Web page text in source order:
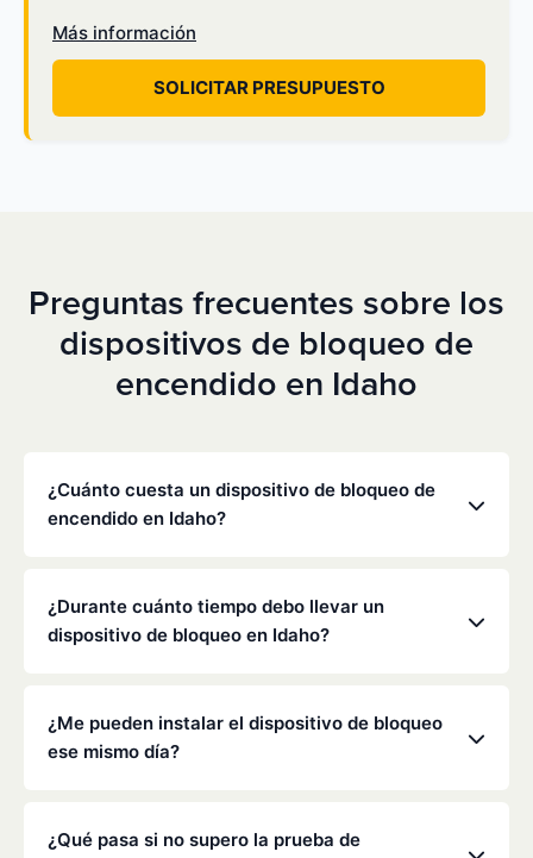
Más información
SOLICITAR PRESUPUESTO
Preguntas frecuentes sobre los
dispositivos de bloqueo de
encendido en Idaho
¿Cuánto cuesta un dispositivo de bloqueo de
encendido en Idaho?
concreta, pero Low Cost Interlock ofrece tarifas
mensuales competitivas sin gastos ocultos. Ponte
de los clientes pagan entre 70 y 100 dólares al mes,
incluyendo la supervisión y la calibración.
¿Durante cuánto tiempo debo llevar un
dispositivo de bloqueo en Idaho?
dispositivo de bloqueo la determinan el
Departamento de Tráfico de Idaho y los tribunales,
¿Me pueden instalar el dispositivo de bloqueo
ese mismo día?
mismo día. Te recomendamos que llames con
¿Qué pasa si no supero la prueba de